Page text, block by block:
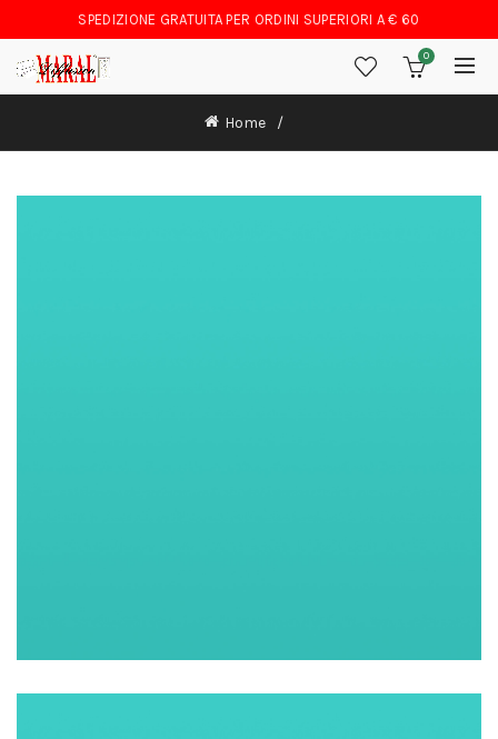
SPEDIZIONE GRATUITA PER ORDINI SUPERIORI A € 60
0
Home